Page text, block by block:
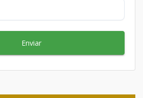
Enviar